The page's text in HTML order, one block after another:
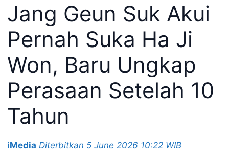
Jang Geun Suk Akui
Pernah Suka Ha Ji
Won, Baru Ungkap
Perasaan Setelah 10
Tahun
iMedia Diterbitkan 5 June 2026 10:22 WIB